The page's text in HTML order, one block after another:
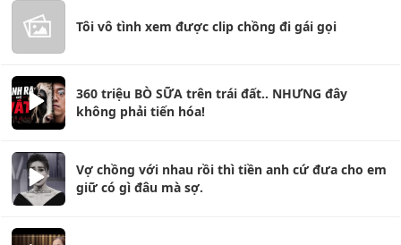
Tôi vô tình xem được clip chồng đi gái gọi
360 triệu BÒ SỮA trên trái đất.. NHƯNG đây
không phải tiến hóa!
Vợ chồng với nhau rồi thì tiền anh cứ đưa cho em
giữ có gì đâu mà sợ.